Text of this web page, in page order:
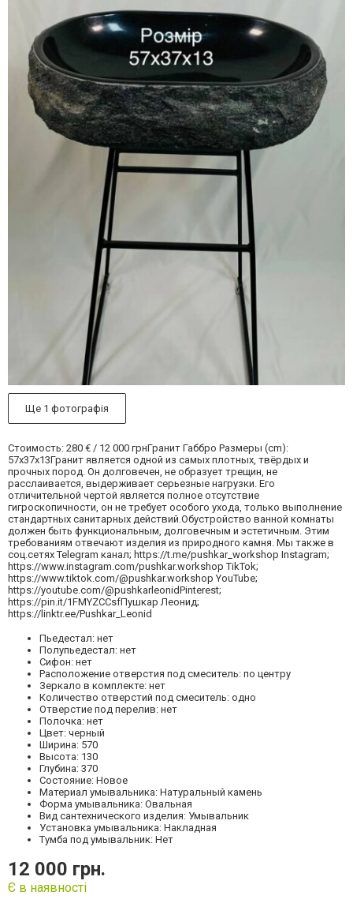
Ще 1 фотографія
Стоимость: 280 € / 12 000 грнГранит Габбро Размеры (cm):
57х37х13Гранит является одной из самых плотных, твёрдых и
прочных пород. Он долговечен, не образует трещин, не
расслаивается, выдерживает серьезные нагрузки. Его
отличительной чертой является полное отсутствие
гигроскопичности, он не требует особого ухода, только выполнение
стандартных санитарных действий.Обустройство ванной комнаты
должен быть функциональным, долговечным и эстетичным. Этим
требованиям отвечают изделия из природного камня. Мы также в
соц.сетях Telegram канал; https://t.me/pushkar_workshop Instagram;
https://www.instagram.com/pushkar.workshop TikTok;
https://www.tiktok.com/@pushkar.workshop YouTube;
https://youtube.com/@pushkarleonidPinterest;
https://pin.it/1FMYZCCsfПушкар Леонид;
https://linktr.ee/Pushkar_Leonid
Пьедестал: нет
Полупьедестал: нет
Сифон: нет
Расположение отверстия под смеситель: по центру
Зеркало в комплекте: нет
Количество отверстий под смеситель: одно
Отверстие под перелив: нет
Полочка: нет
Цвет: черный
Ширина: 570
Высота: 130
Глубина: 370
Состояние: Новое
Материал умывальника: Натуральный камень
Форма умывальника: Овальная
Вид сантехнического изделия: Умывальник
Установка умывальника: Накладная
Тумба под умывальник: Нет
12 000 грн.
Є в наявності